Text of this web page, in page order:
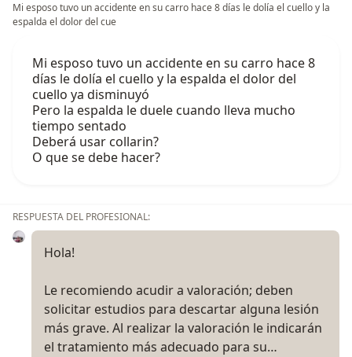
Mi esposo tuvo un accidente en su carro hace 8 días le dolía el cuello y la
espalda el dolor del cue
Mi esposo tuvo un accidente en su carro hace 8
días le dolía el cuello y la espalda el dolor del
cuello ya disminuyó
Pero la espalda le duele cuando lleva mucho
tiempo sentado
Deberá usar collarin?
O que se debe hacer?
RESPUESTA DEL PROFESIONAL:
Hola!
Le recomiendo acudir a valoración; deben
solicitar estudios para descartar alguna lesión
más grave. Al realizar la valoración le indicarán
el tratamiento más adecuado para su…